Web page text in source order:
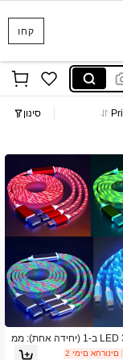
קחו
סינון
כבל טעינה LED 3 ב-1 (יחידה אחת): ממ
שקי Type-C, Lightning, Micro USB - מ
2 ימים אחרונים